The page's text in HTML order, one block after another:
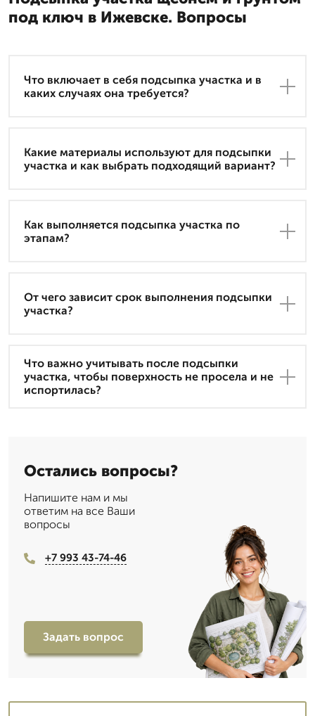
под ключ в Ижевске. Вопросы
Что включает в себя подсыпка участка и в
каких случаях она требуется?
Какие материалы используют для подсыпки
участка и как выбрать подходящий вариант?
Как выполняется подсыпка участка по
этапам?
От чего зависит срок выполнения подсыпки
участка?
Что важно учитывать после подсыпки
участка, чтобы поверхность не просела и не
испортилась?
Остались вопросы?
Напишите нам и мы
ответим на все Ваши
вопросы
+7 993 43-74-46
Задать вопрос